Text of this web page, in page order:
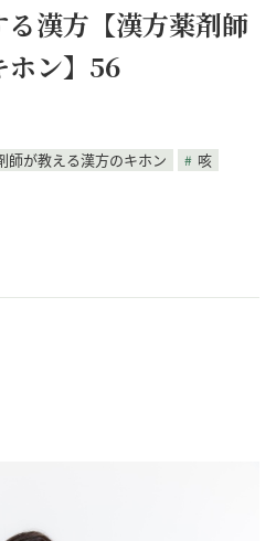
漢方【漢方薬剤師
ホン】56
師が教える漢方のキホン 咳